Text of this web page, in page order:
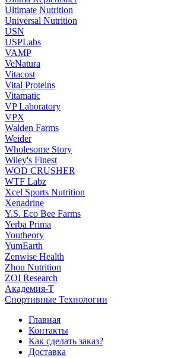
Ultimate Nutrition
Universal Nutrition
USN
USPLabs
VAMP
VeNatura
Vitacost
Vital Proteins
Vitamatic
VP Laboratory
VPX
Walden Farms
Weider
Wholesome Story
Wiley's Finest
WOD CRUSHER
WTF Labz
Xcel Sports Nutrition
Xenadrine
Y.S. Eco Bee Farms
Yerba Prima
Youtheory
YumEarth
Zenwise Health
Zhou Nutrition
ZOI Research
Академия-Т
Спортивные Технологии
Главная
Контакты
Как сделать заказ?
Доставка